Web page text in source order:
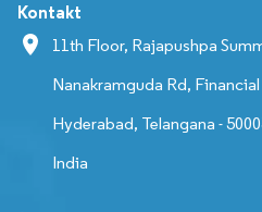
Kontakt
11th Floor, Rajapushpa
Nanakramguda Rd,
Hyderabad, Telangana -
India